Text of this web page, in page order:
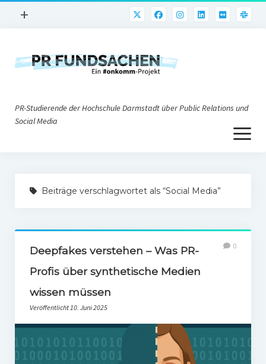
Menü
+
PR@h_da
Nonprofit-PR
Social Media
PR-Theorie
PR-Ethik
PR-Studien
Gesellschaft & Medien
PR-Studierende der Hochschule Darmstadt über Public Relations und
Social Media
Menü
öffnen
Impressum
Beiträge verschlagwortet als “Social Media”
Deepfakes verstehen – Was PR-
Profis über synthetische Medien
wissen müssen
Veröffentlicht 10. Juni 2025
0